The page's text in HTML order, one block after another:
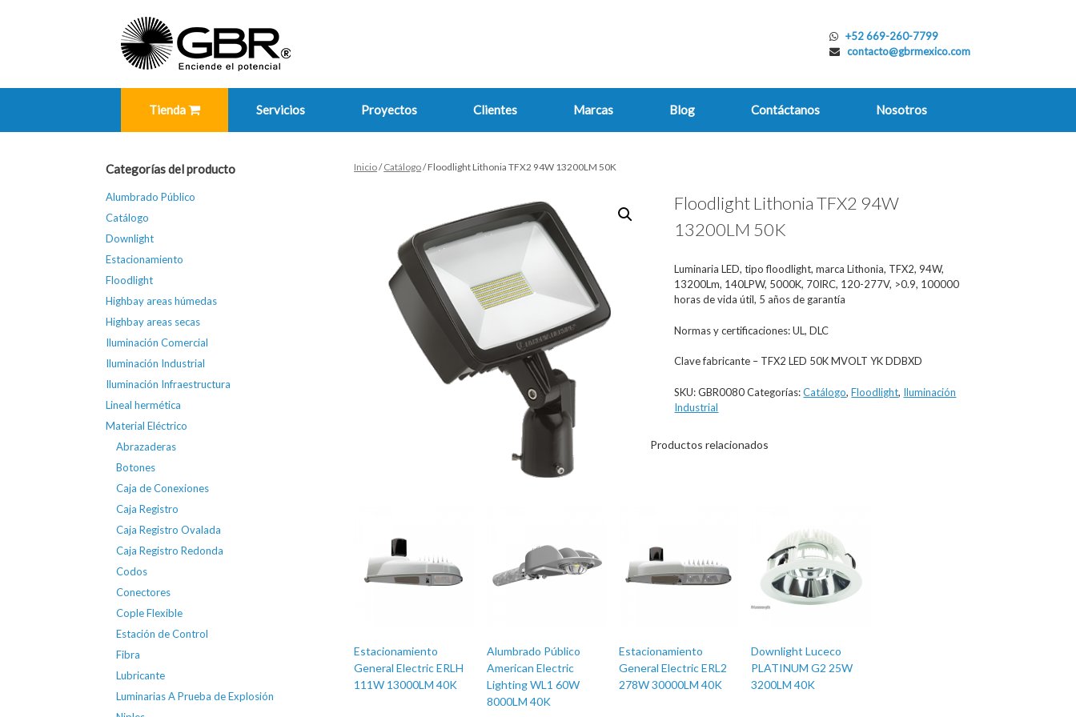
+52 669-260-7799
contacto@gbrmexico.com
Tienda Servicios Proyectos Clientes Marcas Blog Contáctanos Nosotros
Inicio/Catálogo/ Floodlight Lithonia TFX2 94W 13200LM 50K
Floodlight Lithonia TFX2 94W
13200LM 50K
Luminaria LED, tipo floodlight, marca Lithonia, TFX2, 94W,
13200Lm, 140LPW, 5000K, 70IRC, 120-277V, >0.9, 100000
horas de vida útil, 5 años de garantía
Normas y certificaciones: UL, DLC
Clave fabricante – TFX2 LED 50K MVOLT YK DDBXD
SKU:GBR0080 Categorías:Catálogo,Floodlight, Iluminación
Industrial
Productos relacionados
Estacionamiento
General Electric ERLH
111W 13000LM 40K
Alumbrado Público
American Electric
Lighting WL1 60W
8000LM 40K
Estacionamiento
General Electric ERL2
278W 30000LM 40K
Downlight Luceco
PLATINUM G2 25W
3200LM 40K
Categorías del producto
Alumbrado Público
Catálogo
Downlight
Estacionamiento
Floodlight
Highbay areas húmedas
Highbay areas secas
Iluminación Comercial
Iluminación Industrial
Iluminación Infraestructura
Lineal hermética
Material Eléctrico
Abrazaderas
Botones
Caja de Conexiones
Caja Registro
Caja Registro Ovalada
Caja Registro Redonda
Codos
Conectores
Cople Flexible
Estación de Control
Fibra
Lubricante
Luminarias A Prueba de Explosión